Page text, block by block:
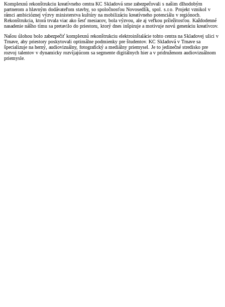
Komplexnú rekonštrukciu kreatívneho centra KC Skladová sme zabezpečovali s našim dlhodobým
partnerom a hlavným dodávateľom stavby, so spoločnosťou Novosedlík, spol. s.r.o. Projekt vznikol v
rámci ambicióznej výzvy ministerstva kultúry na mobilizáciu kreatívneho potenciálu v regiónoch.
Rekonštrukcia, ktorá trvala viac ako šesť mesiacov, bola výzvou, ale aj veľkou príležitosťou. Každodenné
nasadenie nášho tímu sa pretavilo do priestoru, ktorý dnes inšpiruje a motivuje novú generáciu kreatívcov.
Našou úlohou bolo zabezpečiť komplexnú rekonštrukciu elektroinštalácie tohto centra na Skladovej ulici v
Trnave, aby priestory poskytovali optimálne podmienky pre študentov. KC Skladová v Trnave sa
špecializuje na herný, audiovizuálny, fotografický a mediálny priemysel. Je to jedinečné stredisko pre
rozvoj talentov v dynamicky rozvíjajúcom sa segmente digitálnych hier a v pridruženom audiovizuálnom
priemysle.